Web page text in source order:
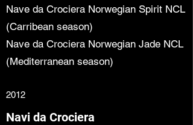
Nave da Crociera Norwegian Spirit NCL
(Carribean season)
Nave da Crociera Norwegian Jade NCL
(Mediterranean season)
2012
Navi da Crociera